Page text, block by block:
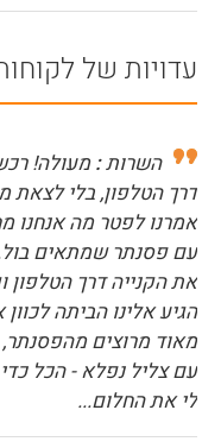
עדויות של
השרות:מעולה!
דרך הטלפון, בלי
אמרנו לפטר מה אנחנו
עם פסנתר שמתאים בול.
את הקנייה דרך הטלפון
הגיע אלינו הביתה
מאוד מרוצים
עם צליל נפלא - הכל
לי את החלום...